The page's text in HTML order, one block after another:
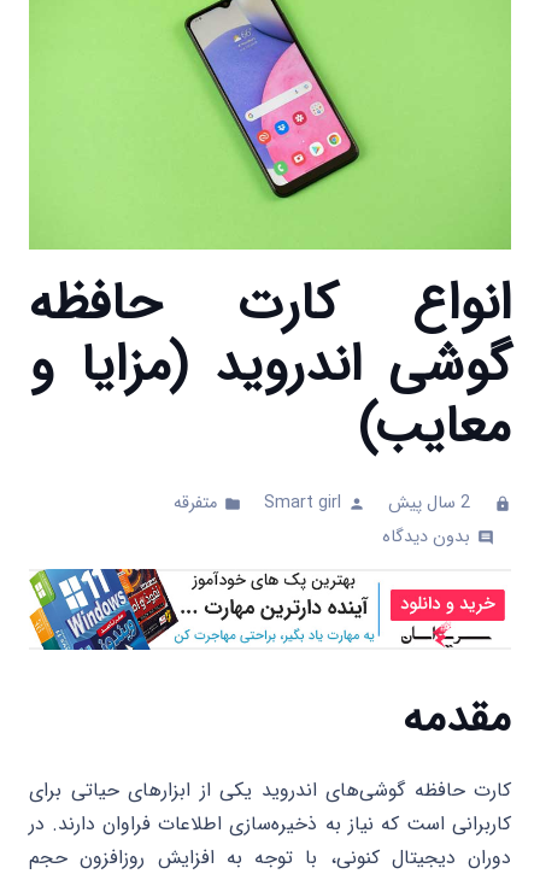
انواع کارت حافظه
گوشی اندروید (مزایا و
معایب)
clock 2 سال پیش person
Smart girl
folder متفرقه
comments بدون دیدگاه
مقدمه
کارت حافظه گوشی‌های اندروید یکی از ابزارهای حیاتی برای
کاربرانی است که نیاز به ذخیره‌سازی اطلاعات فراوان دارند. در
دوران دیجیتال کنونی، با توجه به افزایش روزافزون حجم